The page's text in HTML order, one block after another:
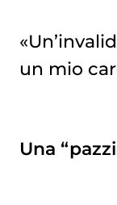
un mio
Una